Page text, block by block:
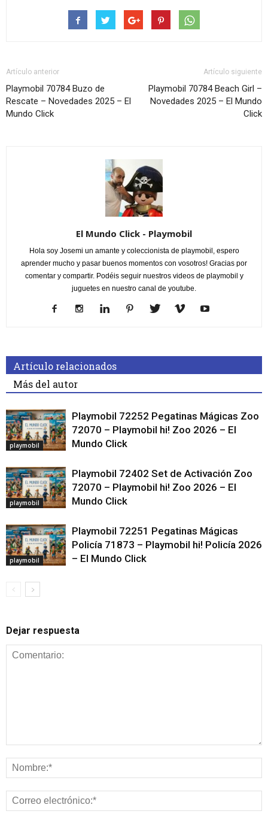
Artículo anterior
Playmobil 70784 Buzo de
Rescate – Novedades 2025 – El
Mundo Click
Artículo siguiente
Playmobil 70784 Beach Girl –
Novedades 2025 – El Mundo
Click
El Mundo Click - Playmobil
Hola soy Josemi un amante y coleccionista de playmobil, espero
aprender mucho y pasar buenos momentos con vosotros! Gracias por
comentar y compartir. Podéis seguir nuestros videos de playmobil y
juguetes en nuestro canal de youtube.
Artículo relacionados
Más del autor
playmobil
Playmobil 72252 Pegatinas Mágicas Zoo
72070 – Playmobil hi! Zoo 2026 – El
Mundo Click
playmobil
Playmobil 72402 Set de Activación Zoo
72070 – Playmobil hi! Zoo 2026 – El
Mundo Click
playmobil
Playmobil 72251 Pegatinas Mágicas
Policía 71873 – Playmobil hi! Policía 2026
– El Mundo Click
Dejar respuesta